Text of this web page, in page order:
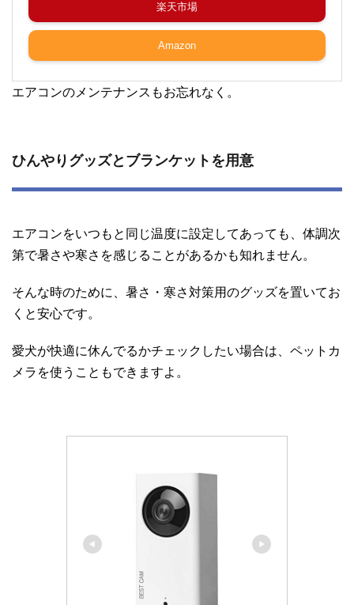
楽天市場
Amazon
エアコンのメンテナンスもお忘れなく。
ひんやりグッズとブランケットを用意
エアコンをいつもと同じ温度に設定してあっても、体調次
第で暑さや寒さを感じることがあるかも知れません。
そんな時のために、暑さ・寒さ対策用のグッズを置いてお
くと安心です。
愛犬が快適に休んでるかチェックしたい場合は、ペットカ
メラを使うこともできますよ。